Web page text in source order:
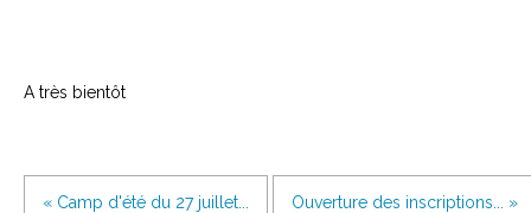
A très bientôt
« Camp d'été du 27 juillet... Ouverture des inscriptions... »